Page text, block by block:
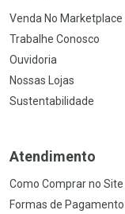
Venda No Marketplace
Trabalhe Conosco
Ouvidoria
Nossas Lojas
Sustentabilidade
Atendimento
Como Comprar no Site
Formas de Pagamento